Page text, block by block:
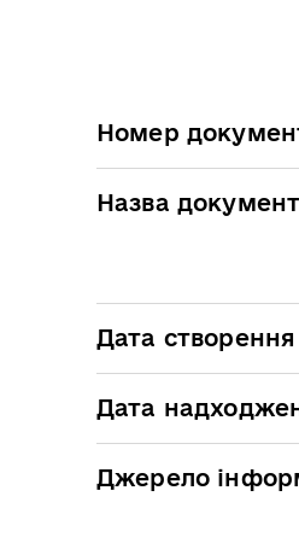
Номер
Назва
Дата створення
Дата
Джерело